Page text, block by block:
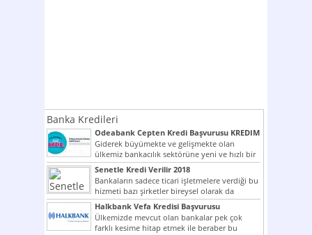
Banka Kredileri
Odeabank Cepten Kredi Başvurusu KREDIM
8444
Giderek büyümekte ve gelişmekte olan
ülkemiz bankacılık sektörüne yeni ve hızlı bir
giriş yapmış olan...
Senetle Kredi Verilir 2018
Bankaların sadece ticari işletmelere verdiği bu
hizmeti bazı şirketler bireysel olarak da
vermektedir. Senetle kredi...
Halkbank Vefa Kredisi Başvurusu
Ülkemizde mevcut olan bankalar pek çok
farklı kesime hitap etmek ile beraber bu